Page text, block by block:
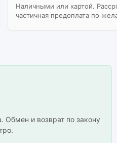
Наличными или картой.
частичная предоплата по
Обмен и возврат по закону